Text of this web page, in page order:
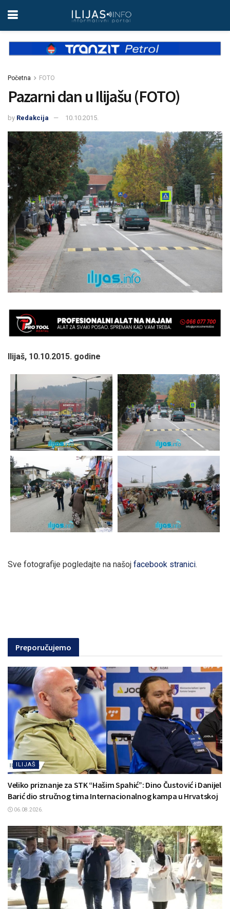
Početna FOTO
Pazarni dan u Ilijašu (FOTO)
by Redakcija 10.10.2015.
Ilijaš, 10.10.2015. godine
Sve fotografije pogledajte na našoj facebook stranici.
Preporučujemo
ILIJAŠ
Veliko priznanje za STK “Hašim Spahić”: Dino Čustović i Danijel
Barić dio stručnog tima Internacionalnog kampa u Hrvatskoj
06.08.2026.